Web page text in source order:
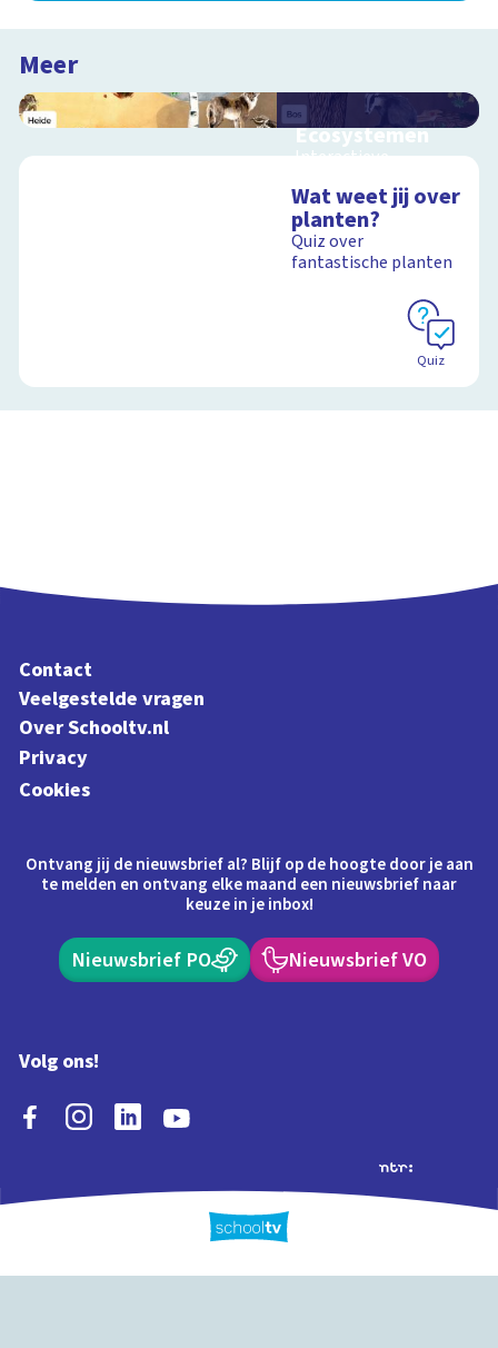
Meer
Ecosystemen
Interactieve
Veluwe
Wat weet jij over
planten?
Quiz over
fantastische planten
Quiz
Contact
Veelgestelde vragen
Over Schooltv.nl
Privacy
Cookies
Ontvang jij de nieuwsbrief al? Blijf op de hoogte door je aan
te melden en ontvang elke maand een nieuwsbrief naar
keuze in je inbox!
Nieuwsbrief PO Nieuwsbrief VO
Volg ons!